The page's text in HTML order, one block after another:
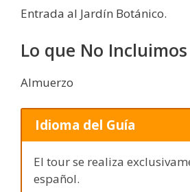
Entrada al Jardín Botánico.
Lo que No Incluimos
Almuerzo
Idioma del Guía
El tour se realiza
español.